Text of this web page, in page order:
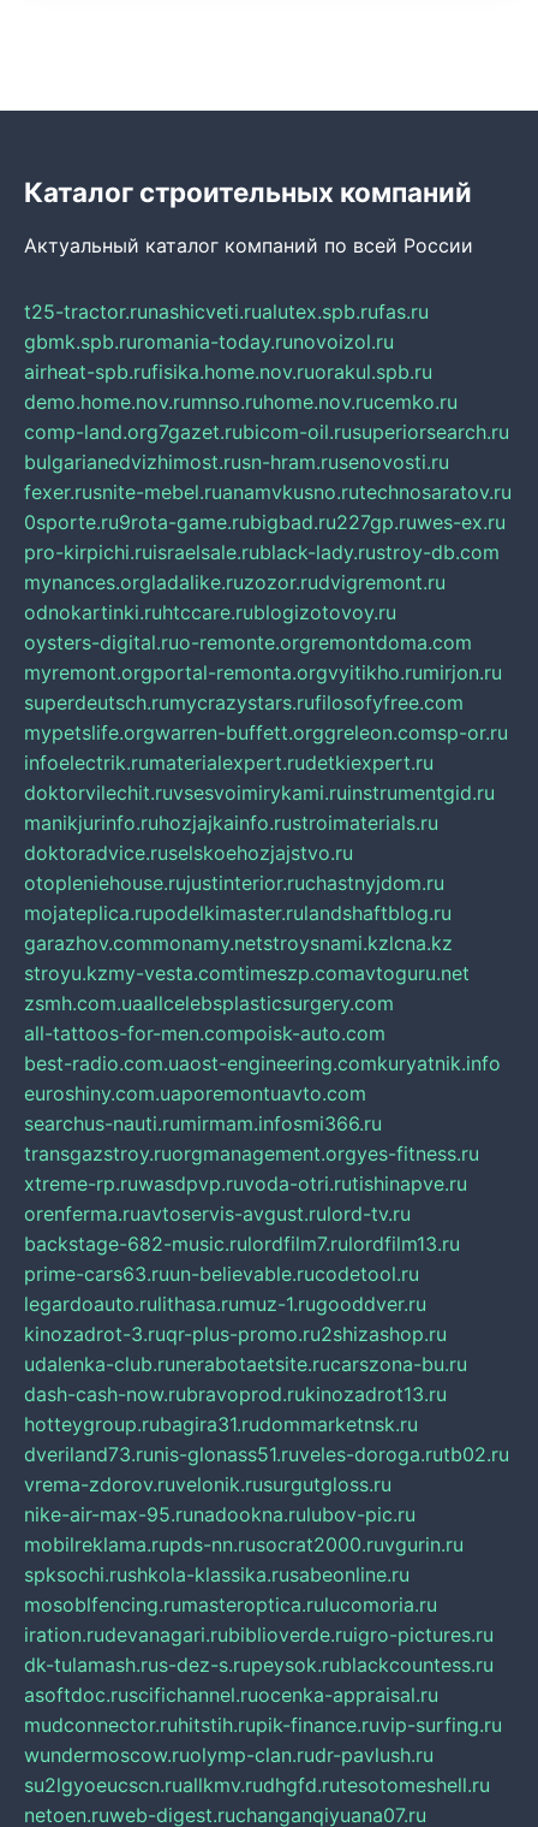
Каталог строительных компаний
Актуальный каталог компаний по всей России
t25-tractor.runashicveti.rualutex.spb.rufas.ru
gbmk.spb.ruromania-today.runovoizol.ru
airheat-spb.rufisika.home.nov.ruorakul.spb.ru
demo.home.nov.rumnso.ruhome.nov.rucemko.ru
comp-land.org7gazet.rubicom-oil.rusuperiorsearch.ru
bulgarianedvizhimost.rusn-hram.rusenovosti.ru
fexer.rusnite-mebel.ruanamvkusno.rutechnosaratov.ru
0sporte.ru9rota-game.rubigbad.ru227gp.ruwes-ex.ru
pro-kirpichi.ruisraelsale.rublack-lady.rustroy-db.com
mynances.orgladalike.ruzozor.rudvigremont.ru
odnokartinki.ruhtccare.rublogizotovoy.ru
oysters-digital.ruo-remonte.orgremontdoma.com
myremont.orgportal-remonta.orgvyitikho.rumirjon.ru
superdeutsch.rumycrazystars.rufilosofyfree.com
mypetslife.orgwarren-buffett.orggreleon.comsp-or.ru
infoelectrik.rumaterialexpert.rudetkiexpert.ru
doktorvilechit.ruvsesvoimirykami.ruinstrumentgid.ru
manikjurinfo.ruhozjajkainfo.rustroimaterials.ru
doktoradvice.ruselskoehozjajstvo.ru
otopleniehouse.rujustinterior.ruchastnyjdom.ru
mojateplica.rupodelkimaster.rulandshaftblog.ru
garazhov.commonamy.netstroysnami.kzlcna.kz
stroyu.kzmy-vesta.comtimeszp.comavtoguru.net
zsmh.com.uaallcelebsplasticsurgery.com
all-tattoos-for-men.compoisk-auto.com
best-radio.com.uaost-engineering.comkuryatnik.info
euroshiny.com.uaporemontuavto.com
searchus-nauti.rumirmam.infosmi366.ru
transgazstroy.ruorgmanagement.orgyes-fitness.ru
xtreme-rp.ruwasdpvp.ruvoda-otri.rutishinapve.ru
orenferma.ruavtoservis-avgust.rulord-tv.ru
backstage-682-music.rulordfilm7.rulordfilm13.ru
prime-cars63.ruun-believable.rucodetool.ru
legardoauto.rulithasa.rumuz-1.rugooddver.ru
kinozadrot-3.ruqr-plus-promo.ru2shizashop.ru
udalenka-club.runerabotaetsite.rucarszona-bu.ru
dash-cash-now.rubravoprod.rukinozadrot13.ru
hotteygroup.rubagira31.rudommarketnsk.ru
dveriland73.runis-glonass51.ruveles-doroga.rutb02.ru
vrema-zdorov.ruvelonik.rusurgutgloss.ru
nike-air-max-95.runadookna.rulubov-pic.ru
mobilreklama.rupds-nn.rusocrat2000.ruvgurin.ru
spksochi.rushkola-klassika.rusabeonline.ru
mosoblfencing.rumasteroptica.rulucomoria.ru
iration.rudevanagari.rubiblioverde.ruigro-pictures.ru
dk-tulamash.rus-dez-s.rupeysok.rublackcountess.ru
asoftdoc.ruscifichannel.ruocenka-appraisal.ru
mudconnector.ruhitstih.rupik-finance.ruvip-surfing.ru
wundermoscow.ruolymp-clan.rudr-pavlush.ru
su2lgyoeucscn.ruallkmv.rudhgfd.rutesotomeshell.ru
netoen.ruweb-digest.ruchanganqiyuana07.ru